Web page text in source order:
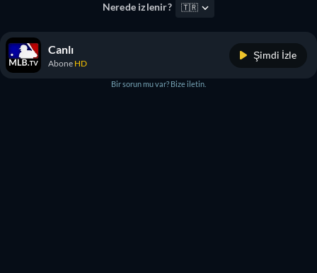
Nerede izlenir? 🇹🇷
Canlı
Abone HD
Şimdi İzle
Bir sorun mu var? Bize iletin.